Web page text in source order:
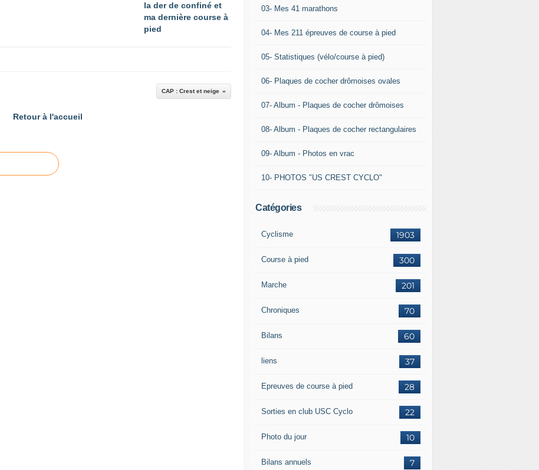
la der de confiné et
ma dernière course à
pied
CAP : Crest et neige
Retour à l'accueil
03- Mes 41 marathons
04- Mes 211 épreuves de course à pied
05- Statistiques (vélo/course à pied)
06- Plaques de cocher drômoises ovales
07- Album - Plaques de cocher drômoises
08- Album - Plaques de cocher rectangulaires
09- Album - Photos en vrac
10- PHOTOS "US CREST CYCLO"
Catégories
1903
Cyclisme
300
Course à pied
201
Marche
70
Chroniques
60
Bilans
37
liens
28
Epreuves de course à pied
22
Sorties en club USC Cyclo
10
Photo du jour
7
Bilans annuels